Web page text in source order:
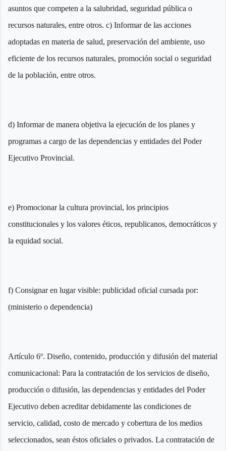
asuntos que competen a la salubridad, seguridad pública o
recursos naturales, entre otros. c) Informar de las acciones
adoptadas en materia de salud, preservación del ambiente, uso
eficiente de los recursos naturales, promoción social o seguridad
de la población, entre otros.
d) Informar de manera objetiva la ejecución de los planes y
programas a cargo de las dependencias y entidades del Poder
Ejecutivo Provincial.
e) Promocionar la cultura provincial, los principios
constitucionales y los valores éticos, republicanos, democráticos y
la equidad social.
f) Consignar en lugar visible: publicidad oficial cursada por:
(ministerio o dependencia)
Artículo 6º. Diseño, contenido, producción y difusión del material
comunicacional: Para la contratación de los servicios de diseño,
producción o difusión, las dependencias y entidades del Poder
Ejecutivo deben acreditar debidamente las condiciones de
servicio, calidad, costo de mercado y cobertura de los medios
seleccionados, sean éstos oficiales o privados. La contratación de